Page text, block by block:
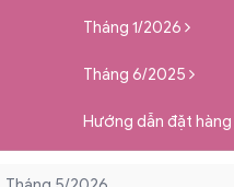
Tháng 1/2026
Tháng 6/2025
Hướng dẫn đặt hàng